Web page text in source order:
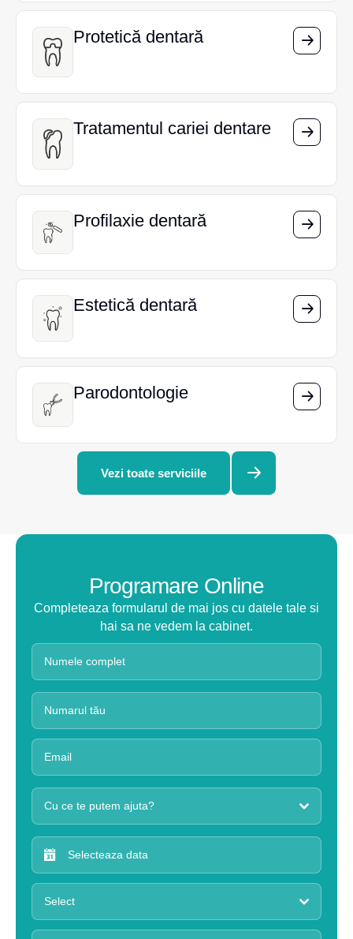
Protetică dentară
Protetică dentară
Tratamentul cariei dentare
Tratamentul cariei dentare
Profilaxie dentară
Profilaxie dentară
Estetică dentară
Estetică dentară
Parodontologie
Parodontologie
Vezi toate serviciile
Programare Online
Completeaza formularul de mai jos cu datele tale si
hai sa ne vedem la cabinet.
Cu ce te putem ajuta?
Select